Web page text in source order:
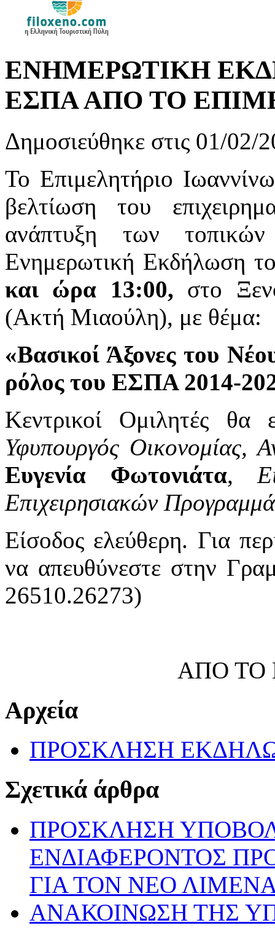
ΕΝΗΜΕΡΩΤΙΚΗ
ΕΣΠΑ ΑΠΟ ΤΟ
Δημοσιεύθηκε στις 01/02/
Το Επιμελητήριο
βελτίωση του
ανάπτυξη των τοπικών
Ενημερωτική Εκδήλωση
και ώρα 13:00, στο
(Ακτή Μιαούλη), με θέμα:
«Βασικοί Άξονες του
ρόλος του ΕΣΠΑ 2014-
Κεντρικοί Ομιλητές θα
Υφυπουργός Οικονομίας,
Ευγενία Φωτονιάτα,
Επιχειρησιακών
Είσοδος ελεύθερη. Για
να απευθύνεστε στην
26510.26273)
ΑΠΟ ΤΟ
Αρχεία
ΠΡΟΣΚΛΗΣΗ
Σχετικά άρθρα
ΠΡΟΣΚΛΗΣΗ
ΕΝΔΙΑΦΕΡΟΝΤΟΣ
ΓΙΑ ΤΟΝ ΝΕΟ
ΑΝΑΚΟΙΝΩΣΗ ΤΗΣ